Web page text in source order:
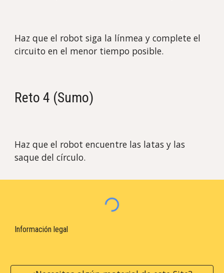
Haz que el robot siga la línmea y complete el
circuito en el menor tiempo posible.
Reto4 (Sumo)
Haz que el robot encuentre las latas y las
saque del círculo.
Información legal